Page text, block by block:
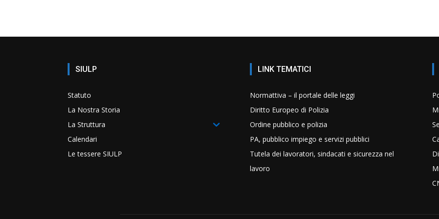
SIULP
Statuto
La Nostra Storia
La Struttura
Calendari
Le tessere SIULP
LINK TEMATICI
Normattiva – il portale delle leggi
Diritto Europeo di Polizia
Ordine pubblico e polizia
PA, pubblico impiego e servizi pubblici
Tutela dei lavoratori, sindacati e sicurezza nel
lavoro